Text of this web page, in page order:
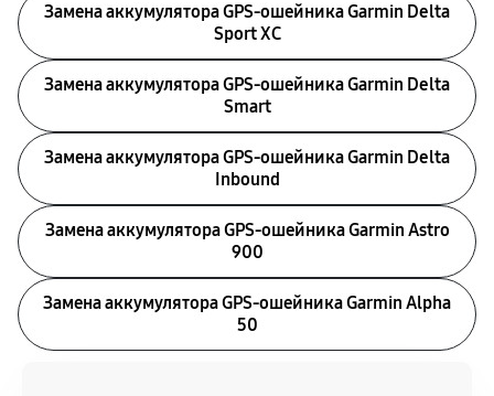
Замена аккумулятора GPS-ошейника Garmin Delta
Sport XC
Замена аккумулятора GPS-ошейника Garmin Delta
Smart
Замена аккумулятора GPS-ошейника Garmin Delta
Inbound
Замена аккумулятора GPS-ошейника Garmin Astro
900
Замена аккумулятора GPS-ошейника Garmin Alpha
50